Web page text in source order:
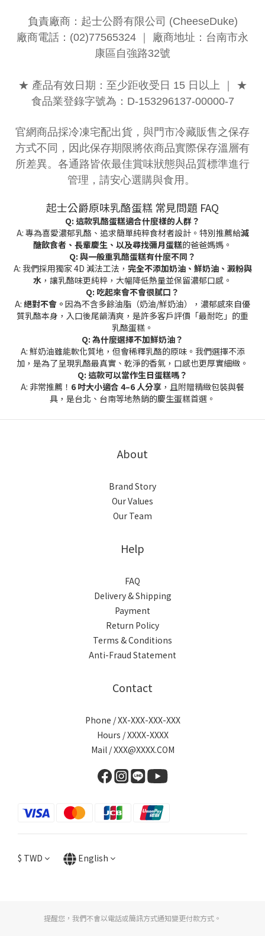
負責廠商：起士公爵有限公司 (CheeseDuke)
廠商電話：(02)77565324 ｜ 廠商地址：台南市永
康區自強路32號
★ 產品有效日期：至少距收受日 15 日以上 ｜ ★
食品業登錄字號為：D-153296137-00000-7
官網商品採冷凍宅配出貨，與門市冷藏販售之保存
方式不同，因此保存期限將依商品實際保存溫層有
所差異。各通路皆依最佳賞味狀態與品質標準進行
管理，請安心選購與食用。
起士公爵原味乳酪蛋糕 常見問題 FAQ
Q: 這款乳酪蛋糕適合什麼樣的人群？
A: 專為喜愛濃郁乳酪、追求簡單純粹食材者設計。特別推薦給減
醣飲食者、長輩慶生、以及尋找彌月蛋糕的爸爸媽媽。
Q: 與一般重乳酪蛋糕有什麼不同？
A: 我們採用獨家 4D 減法工法， 完全不添加奶油、鮮奶油、澱粉與
水 ，讓乳酪味更純粹，大幅降低熱量並保留濃郁口感。
Q: 吃起來會不會很膩口？
A: 絕對不會。 因為不含多餘油脂（奶油/鮮奶油），濃郁感來自優
質乳酪本身，入口後尾韻清爽，是許多客戶評價「最耐吃」的重
乳酪蛋糕。
Q: 為什麼選擇不加鮮奶油？
A: 鮮奶油雖能軟化質地，但會稀釋乳酪的原味。我們選擇不添
加，是為了呈現乳酪最真實、乾淨的香氣，口感也更厚實細緻。
Q: 這款可以當作生日蛋糕嗎？
A: 非常推薦！ 6 吋大小適合 4–6 人分享 ，且附贈精緻包裝與餐
具，是台北、台南等地熱銷的慶生蛋糕首選。
About
Brand Story
Our Values
Our Team
Help
FAQ
Delivery & Shipping
Payment
Return Policy
Terms & Conditions
Anti-Fraud Statement
Contact
Phone / XX-XXX-XXX-XXX
Hours / XXXX-XXXX
Mail / XXX@XXXX.COM
$ TWD English
提醒您，我們不會以電話或簡訊方式通知變更付款方式。